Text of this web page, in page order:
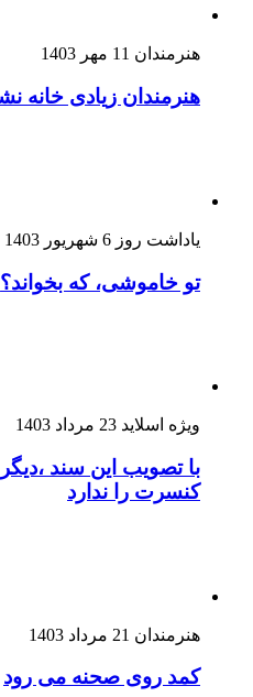
هنرمندان 11 مهر 1403
هنرمندان زیادی خانه
یاداشت روز 6 شهریور 1403
تو خاموشی، که بخواند؟
ویژه اسلاید 23 مرداد 1403
با تصویب این سند
کنسرت را ندارد
هنرمندان 21 مرداد 1403
کمد روی صحنه می رود